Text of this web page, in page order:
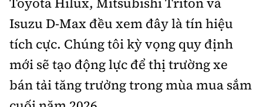
Isuzu D-Max đều xem đây là tín hiệu
tích cực. Chúng tôi kỳ vọng quy định
mới sẽ tạo động lực để thị trường xe
bán tải tăng trưởng trong mùa mua sắm